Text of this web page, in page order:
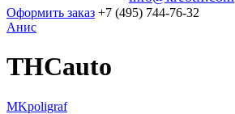
Оформить заказ +7 (495) 744-76-32
Анис
THCauto
MKpoligraf